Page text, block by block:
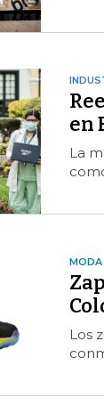
en
La
MODA
Los